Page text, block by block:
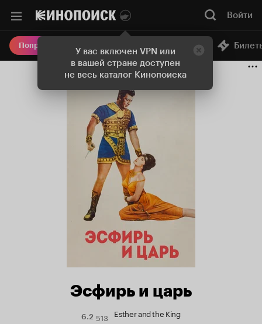
У вас включен VPN или
в вашей стране доступен
не весь каталог Кинопоиска
Войти
Попробовать Плюс Онлайн-кинотеатр
Эсфирь и царь
6.2Рейтинг
513 Esther and the King